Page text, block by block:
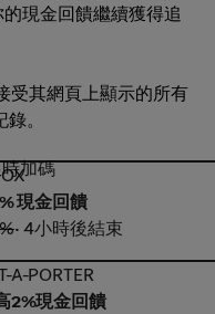
現金回饋繼續獲得追
受其網頁上顯示的所有
。
加碼
現金回饋
• 4小時後結束
A-PORTER
A-PORTER
2%現金回饋